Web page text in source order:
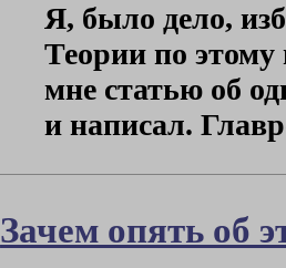
Я, было дело,
Теории по этому
мне статью об
и написал.
Зачем опять об